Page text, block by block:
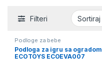
Filteri
Podloge za bebe
Podloga za igru sa ogradom
ECOTOYS ECOEVA007